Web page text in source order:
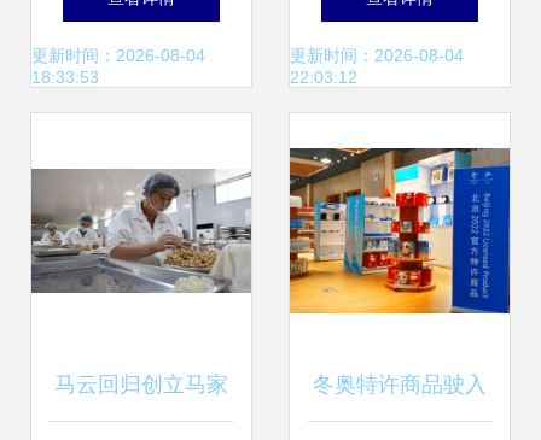
居品质
更新时间：2026-08-04
18:33:53
家修服务公司供应
更新时间：2026-08-04
22:03:12
马云回归创立马家 冬奥特许商品驶入